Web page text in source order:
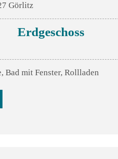
Görlitz
Erdgeschoss
Bad mit Fenster, Rollladen